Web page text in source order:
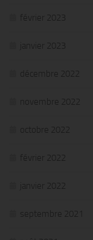
février 2023
janvier 2023
décembre 2022
novembre 2022
octobre 2022
février 2022
janvier 2022
septembre 2021